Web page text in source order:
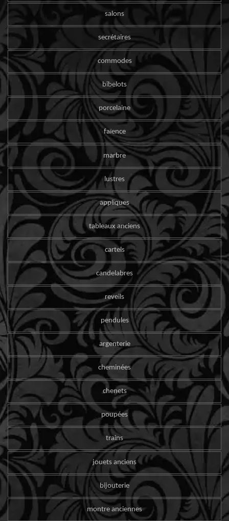
salons
secrétaires
commodes
bibelots
porcelaine
faïence
marbre
lustres
appliques
tableaux anciens
cartels
candelabres
reveils
pendules
argenterie
cheminées
chenets
poupées
trains
jouets anciens
bijouterie
montre anciennes